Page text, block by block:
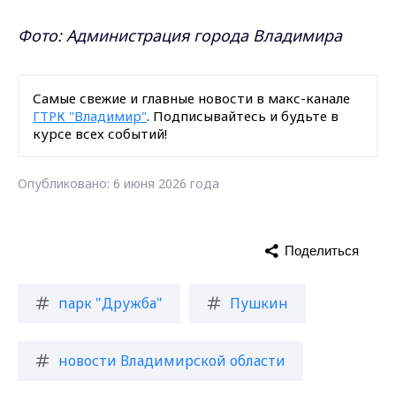
Фото: Администрация города Владимира
Самые свежие и главные новости в макс-канале
ГТРК "Владимир". Подписывайтесь и будьте в
курсе всех событий!
Опубликовано: 6 июня 2026 года
парк "Дружба" Пушкин
новости Владимирской области
Поделиться